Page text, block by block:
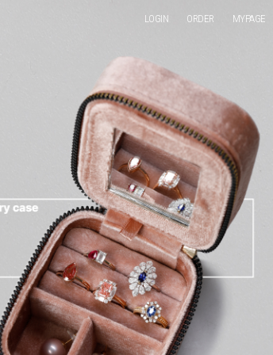
LOGIN ORDER MYPAGE